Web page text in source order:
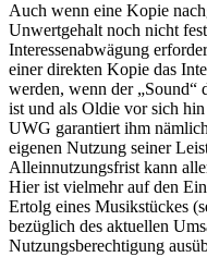
Auch wenn eine Kopie
Unwertgehalt noch nicht
Interessenabwägung
einer direkten Kopie das
werden, wenn der „Sound“
ist und als Oldie vor sich
UWG garantiert ihm
eigenen Nutzung seiner
Alleinnutzungsfrist kann
Hier ist vielmehr auf den
Ertolg eines Musikstückes
bezüglich des aktuellen
Nutzungsberechtigung